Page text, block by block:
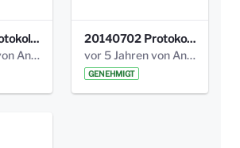
20140811 Protokoll Park am Gesundheitsamt 02.pdf
vor 5 Jahren von Anni Schlumberger
20140702 Protokoll Park am Gesundheitsam 01.pdf
vor 5 Jahren von Anni Schlumberger
GENEHMIGT